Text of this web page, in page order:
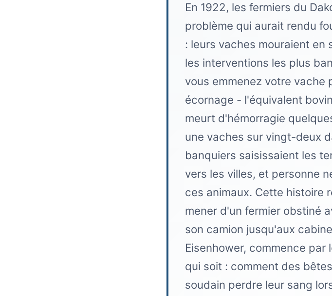
En 1922, les fermiers du
problème qui aurait rendu
: leurs vaches mouraient en
les interventions les plus
vous emmenez votre vache
écornage - l'équivalent
meurt d'hémorragie
une vaches sur vingt-deux
banquiers saisissaient les
vers les villes, et personne
ces animaux. Cette histoire
mener d'un fermier obstiné
son camion jusqu'aux
Eisenhower, commence
qui soit : comment des
soudain perdre leur sang